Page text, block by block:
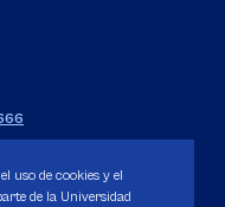
y servicios de la
uso de cookies y el
de la Universidad